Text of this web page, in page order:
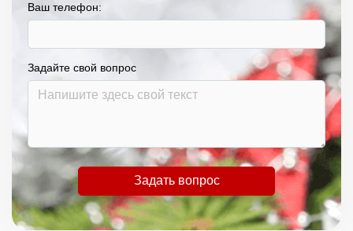
Ваш телефон:
Задайте свой вопрос
Задать вопрос